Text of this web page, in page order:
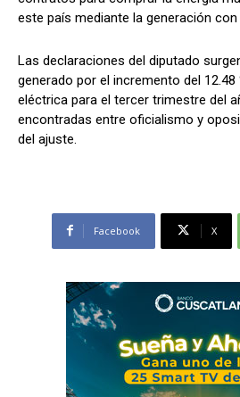
este país mediante la generación con
Las declaraciones del diputado
generado por el incremento del
eléctrica para el tercer trimestre del
encontradas entre oficialismo y
del ajuste.
Facebook X